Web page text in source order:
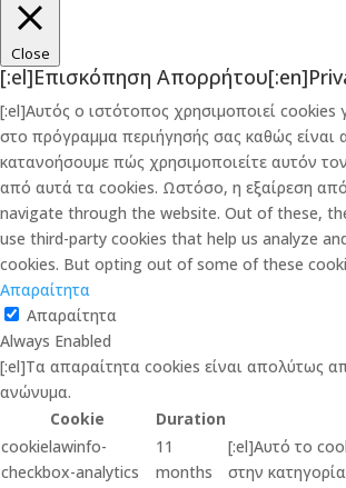
Close
[:el]Επισκόπηση
[:el]Αυτός ο ιστότοπος χρησιμοποιεί
στο πρόγραμμα περιήγησής σας καθώς είναι
κατανοήσουμε πώς χρησιμοποιείτε αυτόν
από αυτά τα cookies. Ωστόσο, η εξαίρεση
navigate through the website. Out of these,
use third-party cookies that help us analyze
cookies. But opting out of some of these
Απαραίτητα
Απαραίτητα
Always Enabled
[:el]Τα απαραίτητα cookies είναι απολύτως
ανώνυμα.
Cookie
Duration
cookielawinfo-
checkbox-analytics
11
months
[:el]Αυτό το
στην